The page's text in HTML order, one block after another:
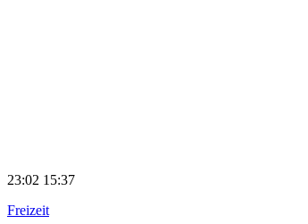
23:02 15:37
Freizeit